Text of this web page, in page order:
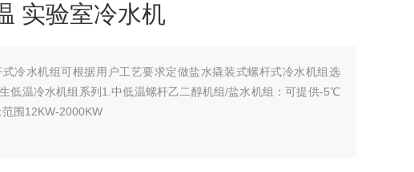
实验室冷水机
冷水机组可根据用户工艺要求定做盐水撬装式螺杆式冷水机组选
低温冷水机组系列1.中低温螺杆乙二醇机组/盐水机组：可提供-5℃
围12KW-2000KW